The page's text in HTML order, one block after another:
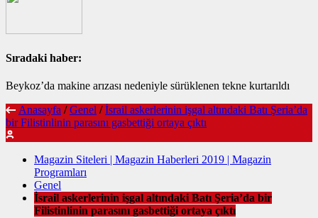
Sıradaki haber:
Beykoz’da makine arızası nedeniyle sürüklenen tekne kurtarıldı
Anasayfa / Genel / İsrail askerlerinin işgal altındaki Batı Şeria’da
bir Filistinlinin parasını gasbettiği ortaya çıktı
Magazin Siteleri | Magazin Haberleri 2019 | Magazin
Programları
Genel
İsrail askerlerinin işgal altındaki Batı Şeria’da bir
Filistinlinin parasını gasbettiği ortaya çıktı